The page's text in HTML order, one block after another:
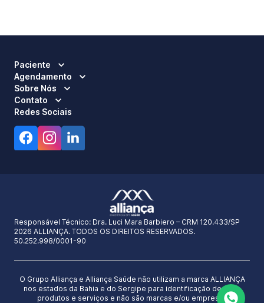
Paciente
Agendamento
Sobre Nós
Contato
Redes Sociais
Responsável Técnico: Dra. Luci Mara Barbiero – CRM 120.433/SP
2026 ALLIANÇA. TODOS OS DIREITOS RESERVADOS.
50.252.998/0001-90
O Grupo Alliança e Alliança Saúde não utilizam a marca ALLIANÇA
nos estados da Bahia e do Sergipe para identificação de seus
produtos e serviços e não são marcas e/ou empresas